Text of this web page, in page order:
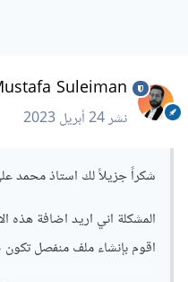
Suleiman
نشر24 أبريل 2023
شكراً جزيلاً لك استاذ محمد
المشكلة اني اريد اضافة هذه
اقوم بإنشاء ملف منفصل تكون